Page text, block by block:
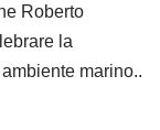
Roberto
la
marino..